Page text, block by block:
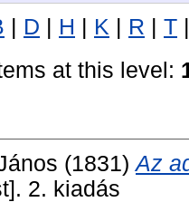
D H K R T
at this level:
(1831)Az
2. kiadás